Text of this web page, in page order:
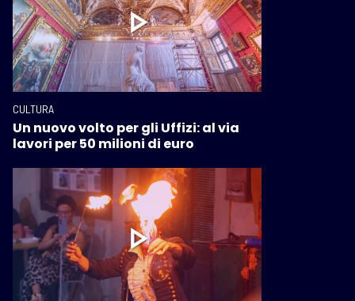
CULTURA
Un nuovo volto per gli Uffizi: al via
lavori per 50 milioni di euro